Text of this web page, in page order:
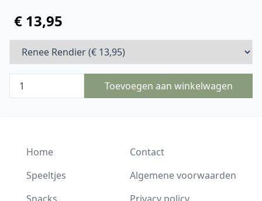
€ 13,95
Toevoegen aan winkelwagen
Home
Speeltjes
Contact
Algemene voorwaarden